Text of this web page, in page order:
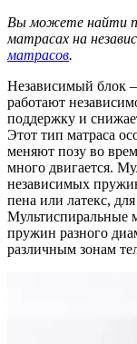
Вы можете найти
матрасах на
матрасов.
Независимый блок
работают
поддержку и
Этот тип матраса
меняют позу во
много двигается.
независимых
пена или латекс,
Мультиспиральные
пружин разного
различным зонам